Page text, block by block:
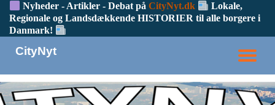
Nyheder - Artikler - Debat påCityNyt.dk
Lokale,
Regionale og Landsdækkende HISTORIER til alle borgere i
Danmark!
CityNyt